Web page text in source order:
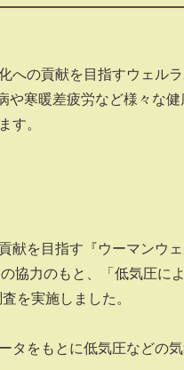
への貢献を目指すウェル
や寒暖差疲労など様々な
す。
献を目指す『ウーマンウ
協力のもと、「低気圧に
を実施しました。
タをもとに低気圧などの